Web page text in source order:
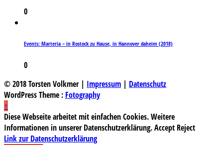
0
Events: Marteria – in Rostock zu Hause, in Hannover daheim (2018)
0
© 2018 Torsten Volkmer | Impressum | Datenschutz
WordPress Theme : Fotography
↑
Diese Webseite arbeitet mit einfachen Cookies. Weitere
Informationen in unserer Datenschutzerklärung.Accept Reject
Link zur Datenschutzerklärung